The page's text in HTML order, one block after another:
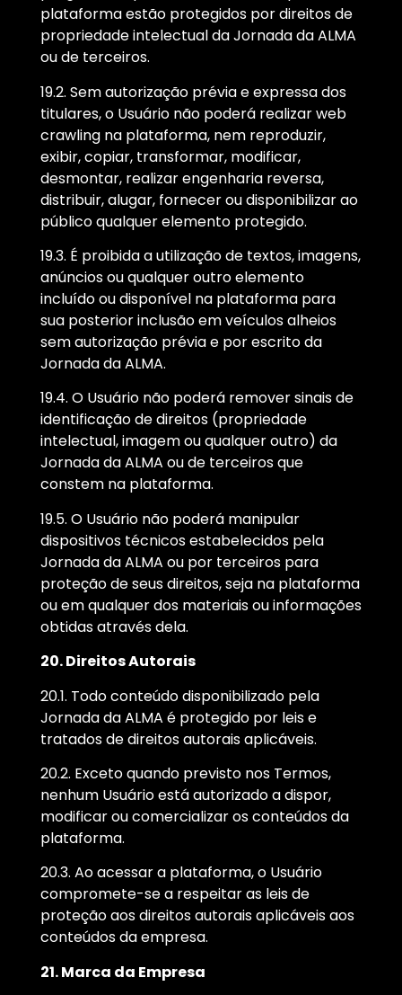
plataforma estão protegidos por direitos de
propriedade intelectual da Jornada da ALMA
ou de terceiros.
19.2. Sem autorização prévia e expressa dos
titulares, o Usuário não poderá realizar web
crawling na plataforma, nem reproduzir,
exibir, copiar, transformar, modificar,
desmontar, realizar engenharia reversa,
distribuir, alugar, fornecer ou disponibilizar ao
público qualquer elemento protegido.
19.3. É proibida a utilização de textos, imagens,
anúncios ou qualquer outro elemento
incluído ou disponível na plataforma para
sua posterior inclusão em veículos alheios
sem autorização prévia e por escrito da
Jornada da ALMA.
19.4. O Usuário não poderá remover sinais de
identificação de direitos (propriedade
intelectual, imagem ou qualquer outro) da
Jornada da ALMA ou de terceiros que
constem na plataforma.
19.5. O Usuário não poderá manipular
dispositivos técnicos estabelecidos pela
Jornada da ALMA ou por terceiros para
proteção de seus direitos, seja na plataforma
ou em qualquer dos materiais ou informações
obtidas através dela.
20. Direitos Autorais
20.1. Todo conteúdo disponibilizado pela
Jornada da ALMA é protegido por leis e
tratados de direitos autorais aplicáveis.
20.2. Exceto quando previsto nos Termos,
nenhum Usuário está autorizado a dispor,
modificar ou comercializar os conteúdos da
plataforma.
20.3. Ao acessar a plataforma, o Usuário
compromete-se a respeitar as leis de
proteção aos direitos autorais aplicáveis aos
conteúdos da empresa.
21. Marca da Empresa